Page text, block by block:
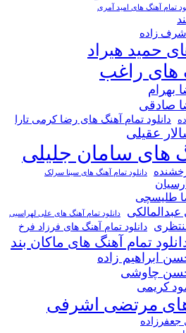
تمام آهنگ های امید آمری
زاده
حمید هیراد
های راغب
بهرام
صادقی
دانلود تمام آهنگ های رضا کرمی تارا
عقیلی
های سامان جلیلی
دانلود تمام آهنگ های سینا سرلک
طلیسچی
دانلود تمام آهنگ های علی لهراسبی
دانلود تمام آهنگ های فرزاد فرخ
تمام آهنگ های ماکان بند
ابراهیم زاده
چاوشی
کریمی
های مرتضی اشرفی
جعفرزاده